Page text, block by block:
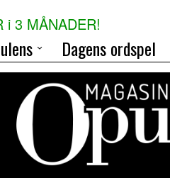
i 3 MÅNADER!
Dagens ordspel